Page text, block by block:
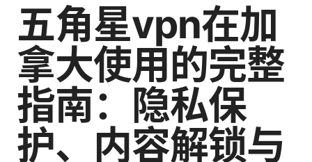
五角星vpn在加
拿大使用的完整
指南：隐私保
护、内容解锁与